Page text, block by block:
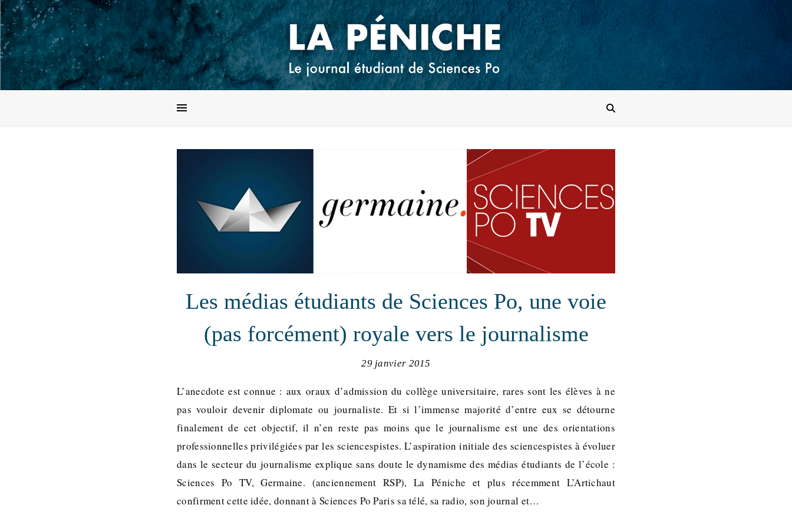
Les médias étudiants de Sciences Po, une voie
(pas forcément) royale vers le journalisme
29 janvier 2015
L’anecdote est connue : aux oraux d’admission du collège universitaire, rares sont les élèves à ne
pas vouloir devenir diplomate ou journaliste. Et si l’immense majorité d’entre eux se détourne
finalement de cet objectif, il n’en reste pas moins que le journalisme est une des orientations
professionnelles privilégiées par les sciencespistes. L’aspiration initiale des sciencespistes à évoluer
dans le secteur du journalisme explique sans doute le dynamisme des médias étudiants de l’école :
Sciences Po TV, Germaine. (anciennement RSP), La Péniche et plus récemment L’Artichaut
confirment cette idée, donnant à Sciences Po Paris sa télé, sa radio, son journal et…